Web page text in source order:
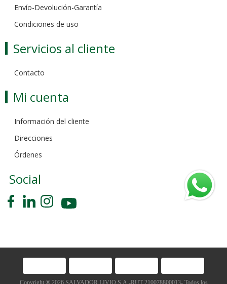
Envío-Devolución-Garantía
Condiciones de uso
Servicios al cliente
Contacto
Mi cuenta
Información del cliente
Direcciones
Órdenes
Social